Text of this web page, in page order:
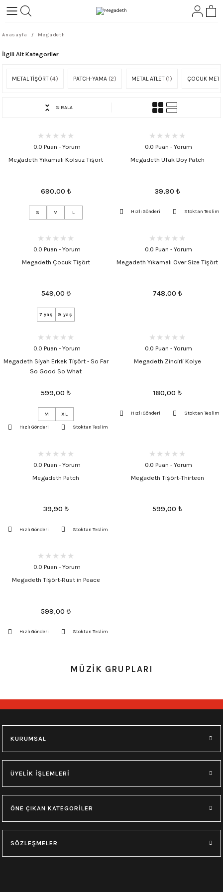
Geri Dön
ROCK
Geri Dön
Anasayfa Megadeth
İlgili Alt Kategoriler
METAL TİŞÖRT (4) PATCH-YAMA (2) METAL ATLET (1) ÇOCUK
SIRALA
0.0 Puan - Yorum
Megadeth Yıkamalı Kolsuz Tişört
690,00 ₺
S M L
0.0 Puan - Yorum
Megadeth Ufak Boy Patch
39,90 ₺
Hızlı Gönderi Stoktan Teslim
0.0 Puan - Yorum
Megadeth Çocuk Tişört
549,00 ₺
7 yaş 9 yaş
0.0 Puan - Yorum
Megadeth Yıkamalı Over Size Tişört
748,00 ₺
0.0 Puan - Yorum
Megadeth Siyah Erkek Tişört - So Far
So Good So What
599,00 ₺
M XL
Hızlı Gönderi Stoktan Teslim
0.0 Puan - Yorum
Megadeth Zincirli Kolye
180,00 ₺
Hızlı Gönderi Stoktan Teslim
0.0 Puan - Yorum
Megadeth Patch
39,90 ₺
Hızlı Gönderi Stoktan Teslim
0.0 Puan - Yorum
Megadeth Tişört-Thirteen
599,00 ₺
0.0 Puan - Yorum
Megadeth Tişört-Rust in Peace
599,00 ₺
Hızlı Gönderi Stoktan Teslim
MÜZİK GRUPLARI
KURUMSAL
ÜYELİK İŞLEMLERİ
ÖNE ÇIKAN KATEGORİLER
SÖZLEŞMELER